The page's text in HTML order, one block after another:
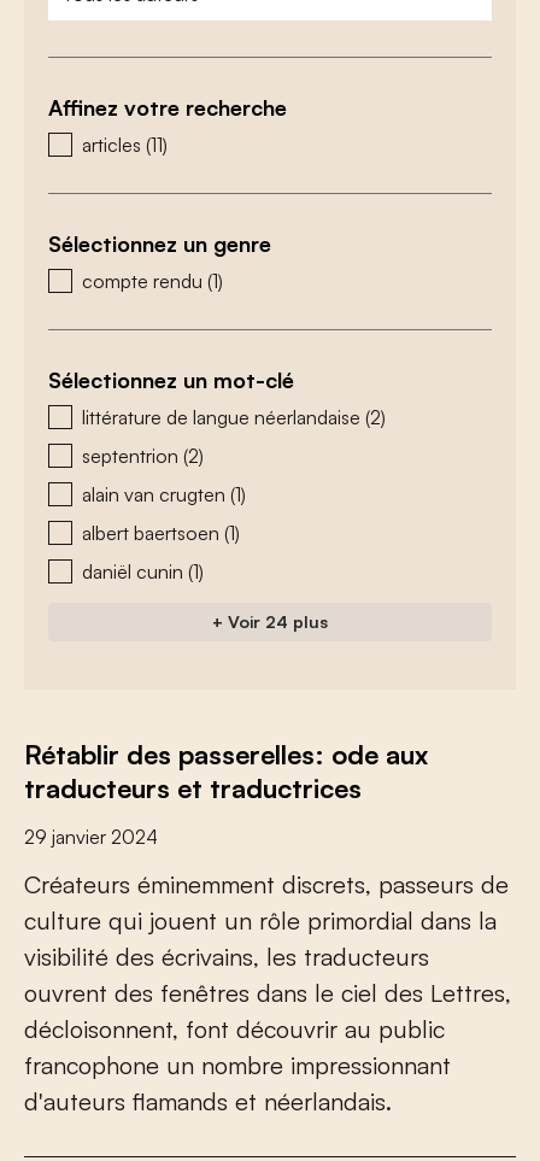
Affinez votre recherche
zoeken - type
articles (11)
Sélectionnez un genre
zoeken - genre
compte rendu (1)
Sélectionnez un mot-clé
zoeken - tags
littérature de langue néerlandaise (2)
septentrion (2)
alain van crugten (1)
albert baertsoen (1)
daniël cunin (1)
+ Voir 24 plus
Rétablir des passerelles: ode aux
traducteurs et traductrices
29 janvier 2024
Créateurs éminemment discrets, passeurs de
culture qui jouent un rôle primordial dans la
visibilité des écrivains, les traducteurs
ouvrent des fenêtres dans le ciel des Lettres,
décloisonnent, font découvrir au public
francophone un nombre impressionnant
d'auteurs flamands et néerlandais.